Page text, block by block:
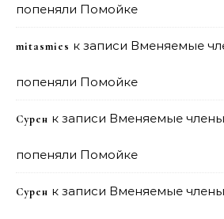
попеняли Помойке
mitasmies к записи Вменяемые
попеняли Помойке
Сурен к записи Вменяемые
попеняли Помойке
Сурен к записи Вменяемые